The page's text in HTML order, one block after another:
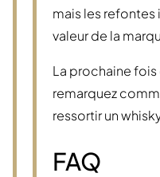
mais les
valeur de la
La prochaine fois
remarquez
ressortir un
FAQ